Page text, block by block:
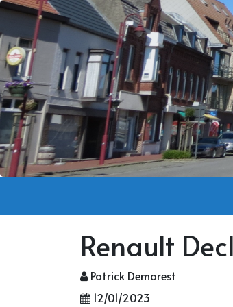
Renault
Patrick Demarest
12/01/2023